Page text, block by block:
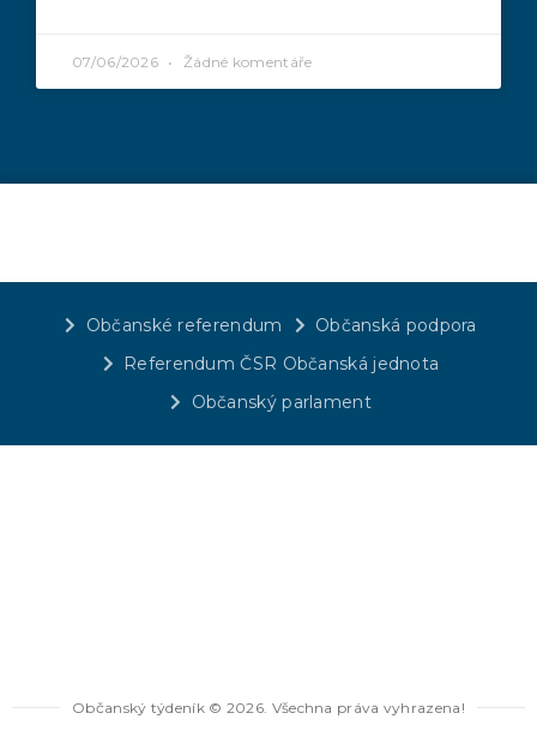
07/06/2026 Žádné komentáře
Občanské referendum
Občanská podpora
Referendum ČSR Občanská jednota
Občanský parlament
Občanský týdeník © 2026. Všechna práva vyhrazena!